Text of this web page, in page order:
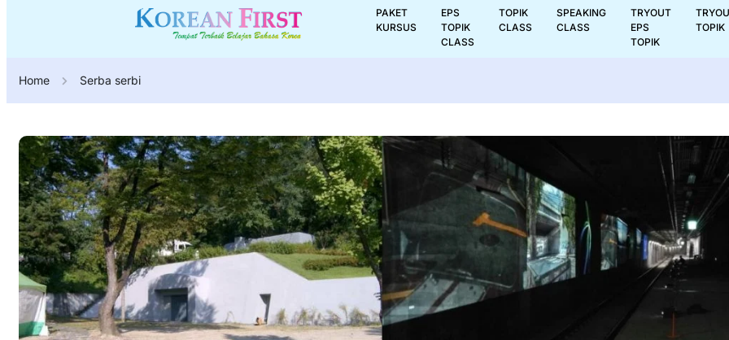
PAKET
KURSUS
EPS
TOPIK
CLASS
TOPIK
CLASS
SPEAKING
CLASS
TRYOUT
EPS
TOPIK
TOPIK
Home Serba serbi